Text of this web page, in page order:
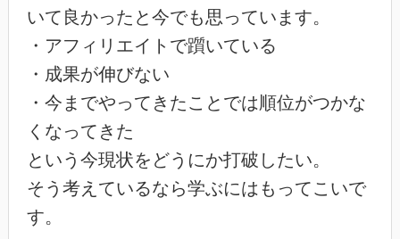
いて良かったと今でも思っています。
・アフィリエイトで躓いている
・成果が伸びない
・今までやってきたことでは順位がつかな
くなってきた
という今現状をどうにか打破したい。
そう考えているなら学ぶにはもってこいで
す。